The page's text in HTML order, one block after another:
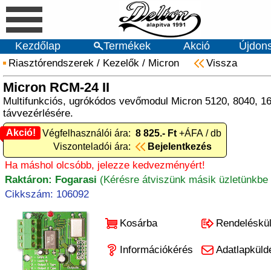
Kezdőlap Termékek Akció
Riasztórendszerek / Kezelők / Micron Vissza
Micron RCM-24 II
Multifunkciós, ugrókódos vevőmodul Micron 5120, 8040,
távvezérlésére.
Akció!
Akció! Végfelhasználói ára: 8 825.- Ft +ÁFA / db
Viszonteladói ára:
Bejelentkezés
Ha máshol olcsóbb, jelezze kedvezményért!
Raktáron: Fogarasi (Kérésre átviszünk másik üzletünkbe
Cikkszám: 106092
Kosárba
Információkérés